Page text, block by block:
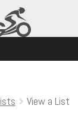
View a List